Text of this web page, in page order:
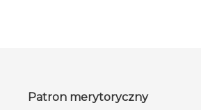
Patron merytoryczny